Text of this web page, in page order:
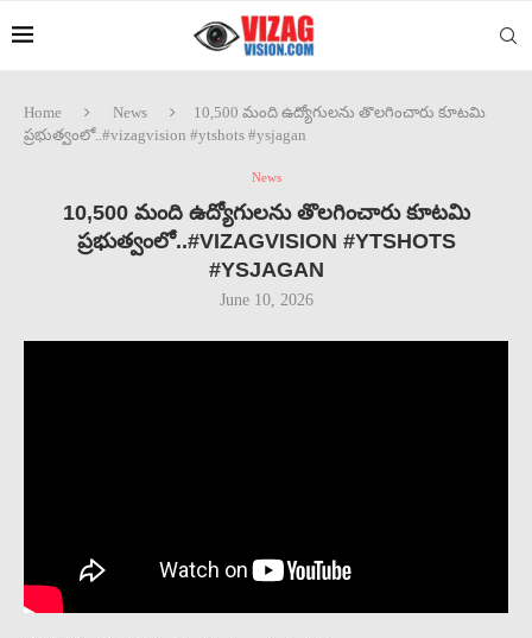
Home News
10,500 మంది ఉద్యోగులను తొలగించారు కూటమి
ప్రభుత్వంలో..#vizagvision #ytshots #ysjagan
News
10,500 మంది ఉద్యోగులను తొలగించారు కూటమి
ప్రభుత్వంలో..#VIZAGVISION #YTSHOTS
#YSJAGAN
June 10, 2026